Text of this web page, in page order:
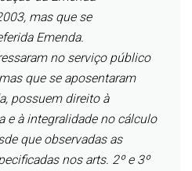
mas que se
Emenda.
no serviço público
que se aposentaram
possuem direito à
e à integralidade no cálculo
que observadas as
nos arts. 2º e 3º